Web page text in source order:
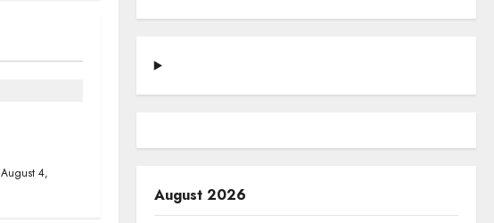
August 4,
August 2026